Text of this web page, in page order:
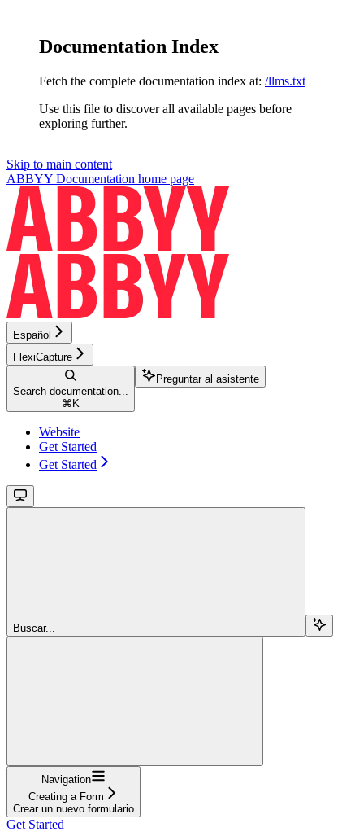
Documentation Index
Fetch the complete documentation index at: /llms.txt
Use this file to discover all available pages before
exploring further.
Skip to main content
ABBYY Documentation home page
Español
FlexiCapture
Search documentation...
⌘ K
Preguntar al asistente
Website
Get Started
Get Started
Buscar...
Navigation
Creating a Form
Crear un nuevo formulario
Get Started